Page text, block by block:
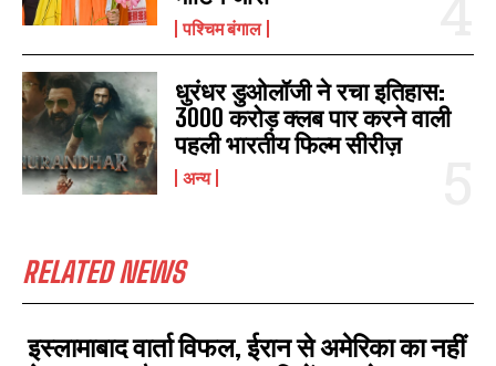
पश्चिम बंगाल
धुरंधर डुओलॉजी ने रचा इतिहास:
3000 करोड़ क्लब पार करने वाली
पहली भारतीय फिल्म सीरीज़
अन्य
RELATED NEWS
इस्लामाबाद वार्ता विफल, ईरान से अमेरिका का नहीं